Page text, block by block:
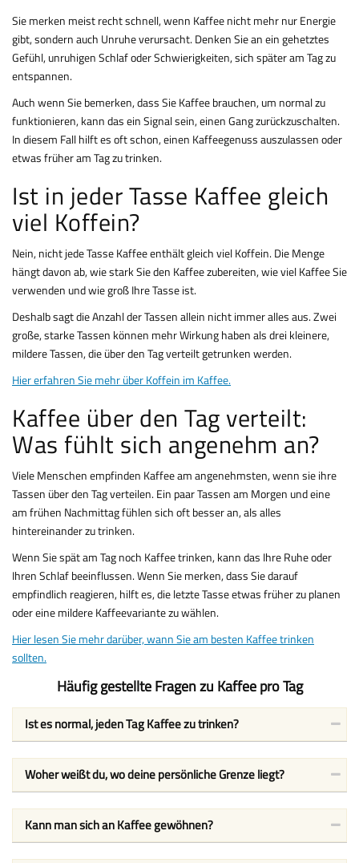
Sie merken meist recht schnell, wenn Kaffee nicht mehr nur Energie
gibt, sondern auch Unruhe verursacht. Denken Sie an ein gehetztes
Gefühl, unruhigen Schlaf oder Schwierigkeiten, sich später am Tag zu
entspannen.
Auch wenn Sie bemerken, dass Sie Kaffee brauchen, um normal zu
funktionieren, kann das ein Signal sein, einen Gang zurückzuschalten.
In diesem Fall hilft es oft schon, einen Kaffeegenuss auszulassen oder
etwas früher am Tag zu trinken.
Ist in jeder Tasse Kaffee gleich
viel Koffein?
Nein, nicht jede Tasse Kaffee enthält gleich viel Koffein. Die Menge
hängt davon ab, wie stark Sie den Kaffee zubereiten, wie viel Kaffee Sie
verwenden und wie groß Ihre Tasse ist.
Deshalb sagt die Anzahl der Tassen allein nicht immer alles aus. Zwei
große, starke Tassen können mehr Wirkung haben als drei kleinere,
mildere Tassen, die über den Tag verteilt getrunken werden.
Hier erfahren Sie mehr über Koffein im Kaffee.
Kaffee über den Tag verteilt:
Was fühlt sich angenehm an?
Viele Menschen empfinden Kaffee am angenehmsten, wenn sie ihre
Tassen über den Tag verteilen. Ein paar Tassen am Morgen und eine
am frühen Nachmittag fühlen sich oft besser an, als alles
hintereinander zu trinken.
Wenn Sie spät am Tag noch Kaffee trinken, kann das Ihre Ruhe oder
Ihren Schlaf beeinflussen. Wenn Sie merken, dass Sie darauf
empfindlich reagieren, hilft es, die letzte Tasse etwas früher zu planen
oder eine mildere Kaffeevariante zu wählen.
Hier lesen Sie mehr darüber, wann Sie am besten Kaffee trinken
sollten.
Häufig gestellte Fragen zu Kaffee pro Tag
Ist es normal, jeden Tag Kaffee zu trinken?
Woher weißt du, wo deine persönliche Grenze liegt?
Kann man sich an Kaffee gewöhnen?